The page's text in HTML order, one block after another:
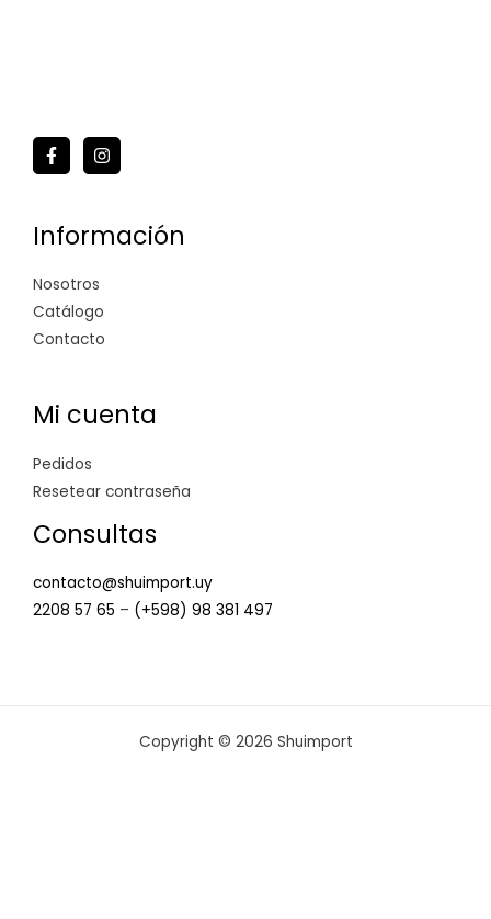
Información
Nosotros
Catálogo
Contacto
Mi cuenta
Pedidos
Resetear contraseña
Consultas
contacto@shuimport.uy
2208 57 65 – (+598) 98 381 497
Copyright © 2026 Shuimport